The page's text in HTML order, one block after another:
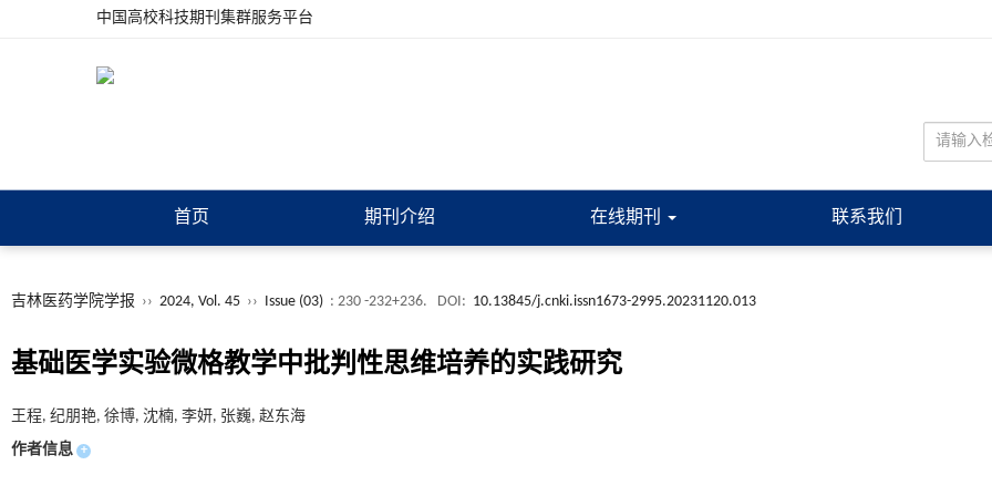
中国高校科技期刊集群服务平台
首页 期刊介绍 在线期刊 联系我们
吉林医药学院学报 ›› 2024, Vol. 45 ›› Issue (03) : 230 -232+236. DOI: 10.13845/j.cnki.issn1673-2995.20231120.013
基础医学实验微格教学中批判性思维培养的实践研究
王程, 纪朋艳, 徐博, 沈楠, 李妍, 张巍, 赵东海
作者信息 +